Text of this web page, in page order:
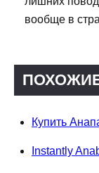
вообще в
Купить
Instantly